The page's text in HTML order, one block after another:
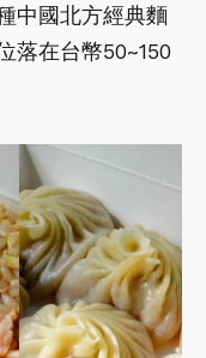
中國北方經典麵
落在台幣50~150